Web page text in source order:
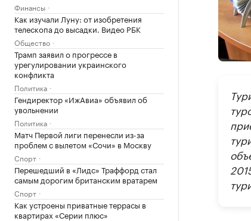
Финансы
Как изучали Луну: от изобретения
телескопа до высадки. Видео РБК
Общество
Трамп заявил о прогрессе в
урегулировании украинского
конфликта
Политика
Гендиректор «ИжАвиа» объявил об
увольнении
Политика
Матч Первой лиги перенесли из-за
проблем с вылетом «Сочи» в Москву
Спорт
Перешедший в «Лидс» Траффорд стал
самым дорогим британским вратарем
Спорт
Как устроены приватные террасы в
квартирах «Серии плюс»